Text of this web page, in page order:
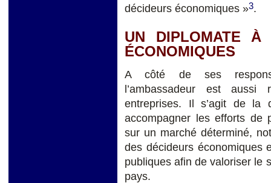
décideurs économiques »3.
UN DIPLOMATE À
ÉCONOMIQUES
A côté de ses
l’ambassadeur est
entreprises. Il s’agit de la
accompagner les efforts de
sur un marché déterminé,
des décideurs économiques
publiques afin de valoriser le
pays.